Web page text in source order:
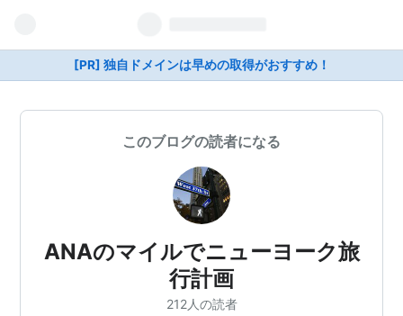
[PR] 独自ドメインは早めの取得がおすすめ！
このブログの読者になる
ANAのマイルでニューヨーク旅
行計画
212人の読者